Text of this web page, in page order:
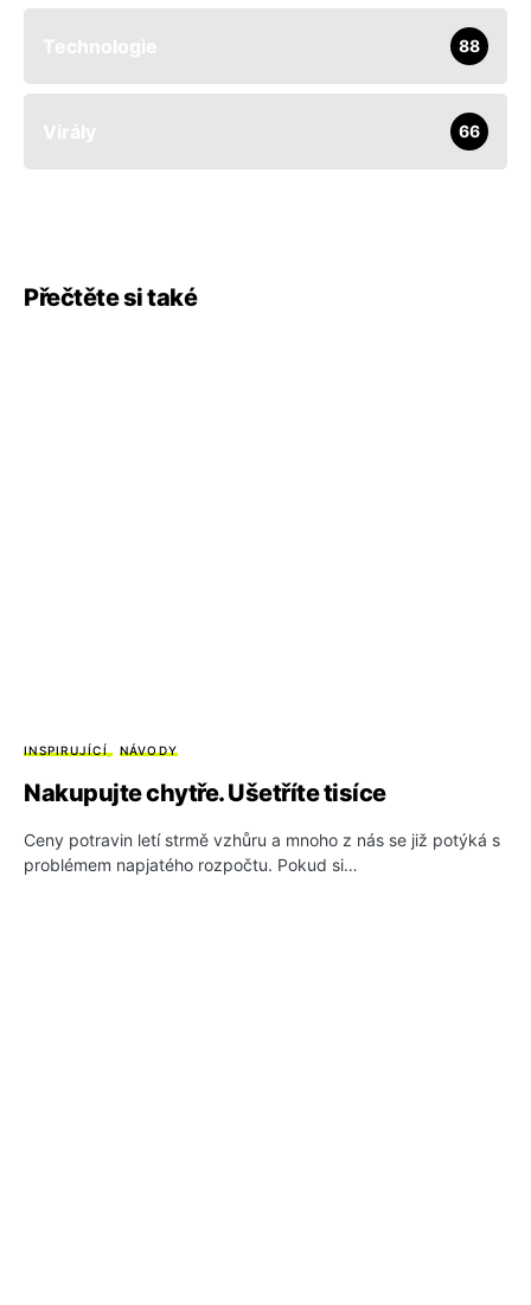
Technologie 88
Virály 66
Přečtěte si také
INSPIRUJÍCÍ NÁVODY
Nakupujte chytře. Ušetříte tisíce
Ceny potravin letí strmě vzhůru a mnoho z nás se již potýká s
problémem napjatého rozpočtu. Pokud si…